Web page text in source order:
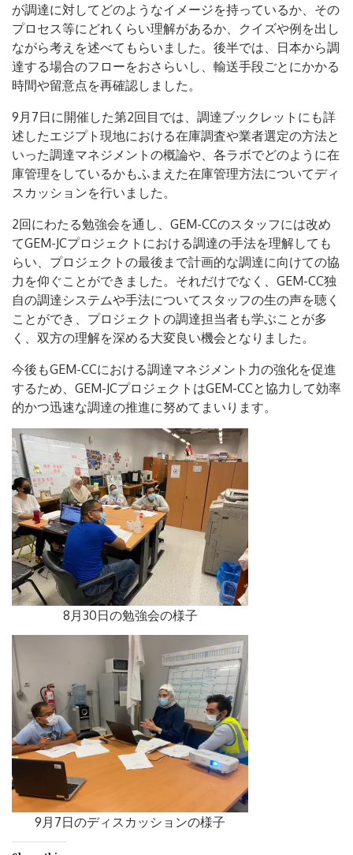
が調達に対してどのようなイメージを持っているか、その
プロセス等にどれくらい理解があるか、クイズや例を出し
ながら考えを述べてもらいました。後半では、日本から調
達する場合のフローをおさらいし、輸送手段ごとにかかる
時間や留意点を再確認しました。
9月7日に開催した第2回目では、調達ブックレットにも詳
述したエジプト現地における在庫調査や業者選定の方法と
いった調達マネジメントの概論や、各ラボでどのように在
庫管理をしているかもふまえた在庫管理方法についてディ
スカッションを行いました。
2回にわたる勉強会を通し、GEM-CCのスタッフには改め
てGEM-JCプロジェクトにおける調達の手法を理解しても
らい、プロジェクトの最後まで計画的な調達に向けての協
力を仰ぐことができました。それだけでなく、GEM-CC独
自の調達システムや手法についてスタッフの生の声を聴く
ことができ、プロジェクトの調達担当者も学ぶことが多
く、双方の理解を深める大変良い機会となりました。
今後もGEM-CCにおける調達マネジメント力の強化を促進
するため、GEM-JCプロジェクトはGEM-CCと協力して効率
的かつ迅速な調達の推進に努めてまいります。
8月30日の勉強会の様子
9月7日のディスカッションの様子